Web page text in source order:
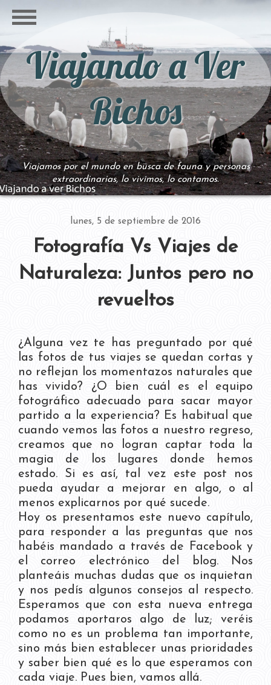
Viajando a Ver
Bichos
Viajamos por el mundo en busca de fauna y personas
extraordinarias, lo vivimos, lo contamos.
lunes, 5 de septiembre de 2016
Fotografía Vs Viajes de
Naturaleza: Juntos pero no
revueltos
¿Alguna vez te has preguntado por qué
las fotos de tus viajes se quedan cortas y
no reflejan los momentazos naturales que
has vivido? ¿O bien cuál es el equipo
fotográfico adecuado para sacar mayor
partido a la experiencia? Es habitual que
cuando vemos las fotos a nuestro regreso,
creamos que no logran captar toda la
magia de los lugares donde hemos
estado. Si es así, tal vez este post nos
pueda ayudar a mejorar en algo, o al
menos explicarnos por qué sucede.
Hoy os presentamos este nuevo capítulo,
para responder a las preguntas que nos
habéis mandado a través de Facebook y
el correo electrónico del blog. Nos
planteáis muchas dudas que os inquietan
y nos pedís algunos consejos al respecto.
Esperamos que con esta nueva entrega
podamos aportaros algo de luz; veréis
como no es un problema tan importante,
sino más bien establecer unas prioridades
y saber bien qué es lo que esperamos con
cada viaje. Pues bien, vamos allá.